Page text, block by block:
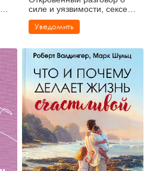
силе и уязвимости, сексе и
браке, работе и жизни
Уведомить